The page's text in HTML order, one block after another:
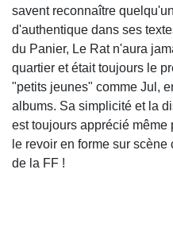
savent reconnaître
d'authentique dans ses
du Panier, Le Rat n'aura
quartier et était toujours le
"petits jeunes" comme Jul,
albums. Sa simplicité et la
est toujours apprécié
le revoir en forme sur
de la FF !